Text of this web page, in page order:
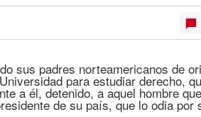
sus padres norteamericanos de
para estudiar derecho,
a él, detenido, a aquel hombre
de su país, que lo odia